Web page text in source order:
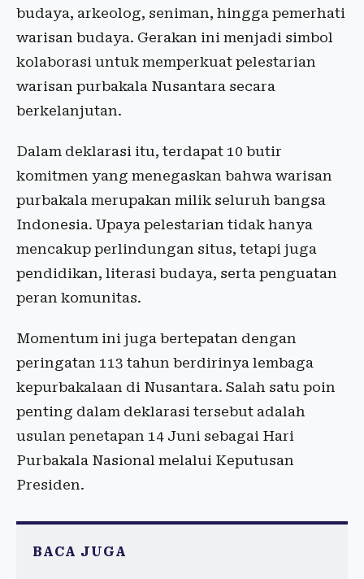
budaya, arkeolog, seniman, hingga pemerhati
warisan budaya. Gerakan ini menjadi simbol
kolaborasi untuk memperkuat pelestarian
warisan purbakala Nusantara secara
berkelanjutan.
Dalam deklarasi itu, terdapat 10 butir
komitmen yang menegaskan bahwa warisan
purbakala merupakan milik seluruh bangsa
Indonesia. Upaya pelestarian tidak hanya
mencakup perlindungan situs, tetapi juga
pendidikan, literasi budaya, serta penguatan
peran komunitas.
Momentum ini juga bertepatan dengan
peringatan 113 tahun berdirinya lembaga
kepurbakalaan di Nusantara. Salah satu poin
penting dalam deklarasi tersebut adalah
usulan penetapan 14 Juni sebagai Hari
Purbakala Nasional melalui Keputusan
Presiden.
BACA JUGA